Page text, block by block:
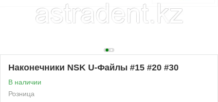
Наконечники NSK U-Файлы #15 #20 #30
В наличии
Розница